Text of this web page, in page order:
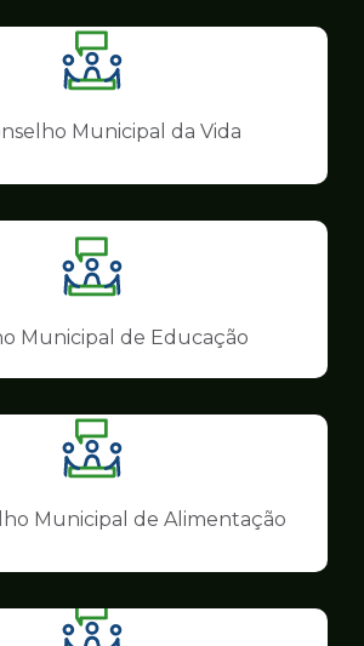
Ilustração
da
pagina
Conselhos
Municipal da Vida
Ilustração
da
pagina
Conselhos
Municipal de Educação
Ilustração
da
pagina
Conselhos
Municipal de Alimentação